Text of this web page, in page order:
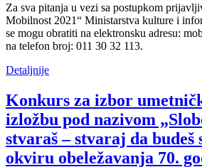
Za sva pitanja u vezi sa postupkom
Mobilnost 2021“ Ministarstva kulture i
se mogu obratiti na elektronsku adresu:
na telefon broj: 011 30 32 113.
Detaljnije
Konkurs za izbor
izložbu pod nazivom
stvaraš – stvaraj da budeš
okviru obeležavanja 70.